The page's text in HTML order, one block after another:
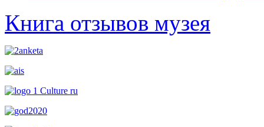
Книга отзывов музея